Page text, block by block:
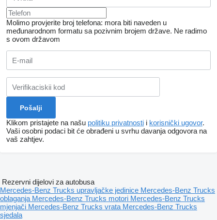
Molimo provjerite broj telefona: mora biti naveden u
međunarodnom formatu sa pozivnim brojem države. Ne radimo
s ovom državom
Klikom pristajete na našu politiku privatnosti i korisnički ugovor.
Vaši osobni podaci bit će obrađeni u svrhu davanja odgovora na
vaš zahtjev.
Rezervni dijelovi za autobusa
Mercedes-Benz Trucks upravljačke jedinice Mercedes-Benz Trucks
oblaganja Mercedes-Benz Trucks motori Mercedes-Benz Trucks
mjenjači Mercedes-Benz Trucks vrata Mercedes-Benz Trucks
sjedala